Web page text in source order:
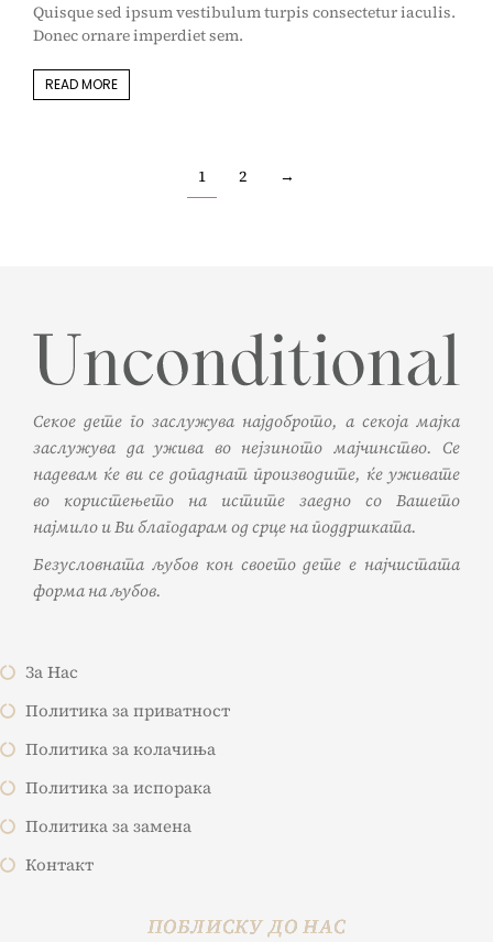
Quisque sed ipsum vestibulum turpis consectetur iaculis.
Donec ornare imperdiet sem.
READ MORE
1 2 →
Секое дете го заслужува најдоброто, а секоја мајка
заслужува да ужива во нејзиното мајчинство. Се
надевам ќе ви се допаднат производите, ќе уживате
во користењето на истите заедно со Вашето
најмило и Ви благодарам од срце на поддршката.
Безусловната љубов кон своето дете е најчистата
форма на љубов.
За Нас
Политика за приватност
Политика за колачиња
Политика за испорака
Политика за замена
Контакт
ПОБЛИСКУ ДО НАС